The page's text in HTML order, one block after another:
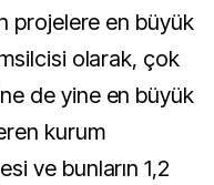
projelere en büyük
olarak, çok
de yine en büyük
kurum
ve bunların 1,2